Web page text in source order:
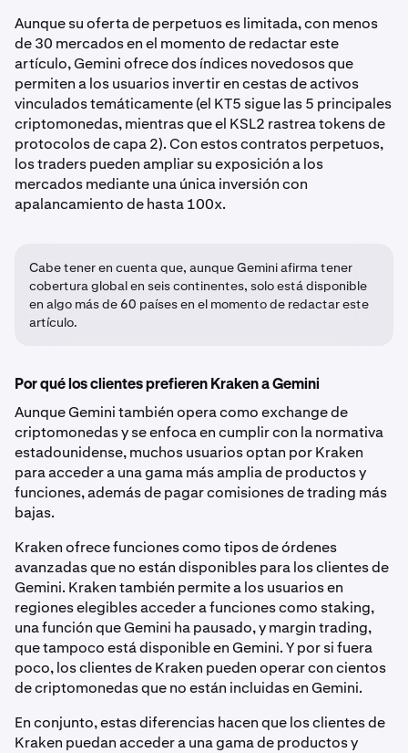
Aunque su oferta de perpetuos es limitada, con menos
de 30 mercados en el momento de redactar este
artículo, Gemini ofrece dos índices novedosos que
permiten a los usuarios invertir en cestas de activos
vinculados temáticamente (el KT5 sigue las 5 principales
criptomonedas, mientras que el KSL2 rastrea tokens de
protocolos de capa 2). Con estos contratos perpetuos,
los traders pueden ampliar su exposición a los
mercados mediante una única inversión con
apalancamiento de hasta 100x.
Cabe tener en cuenta que, aunque Gemini afirma tener
cobertura global en seis continentes, solo está disponible
en algo más de 60 países en el momento de redactar este
artículo.
Por qué los clientes prefieren Kraken a Gemini
Aunque Gemini también opera como exchange de
criptomonedas y se enfoca en cumplir con la normativa
estadounidense, muchos usuarios optan por Kraken
para acceder a una gama más amplia de productos y
funciones, además de pagar comisiones de trading más
bajas.
Kraken ofrece funciones como tipos de órdenes
avanzadas que no están disponibles para los clientes de
Gemini. Kraken también permite a los usuarios en
regiones elegibles acceder a funciones como staking,
una función que Gemini ha pausado, y margin trading,
que tampoco está disponible en Gemini. Y por si fuera
poco, los clientes de Kraken pueden operar con cientos
de criptomonedas que no están incluidas en Gemini.
En conjunto, estas diferencias hacen que los clientes de
Kraken puedan acceder a una gama de productos y